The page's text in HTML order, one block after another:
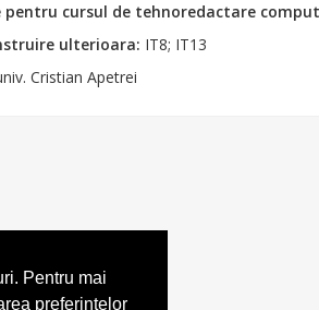
Pentru mai
preferințelor
pentru cursul de tehnoredactare
ulterioara: IT8; IT13
Cristian Apetrei